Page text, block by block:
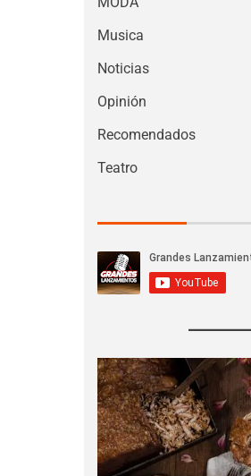
Musica
Noticias
Opinión
Recomendados
Teatro